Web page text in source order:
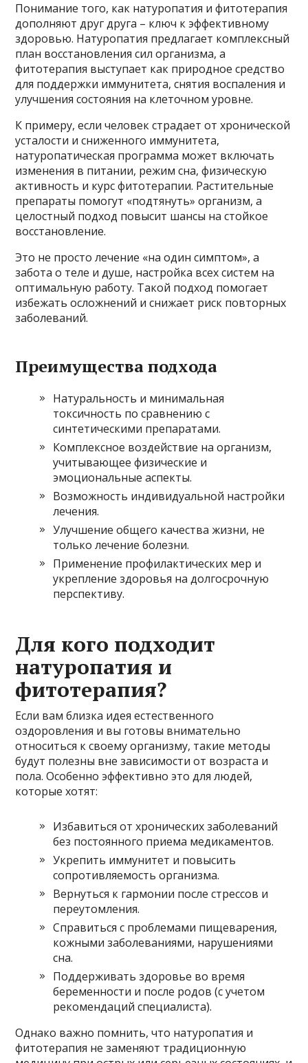
Понимание того, как натуропатия и фитотерапия
дополняют друг друга – ключ к эффективному
здоровью. Натуропатия предлагает комплексный
план восстановления сил организма, а
фитотерапия выступает как природное средство
для поддержки иммунитета, снятия воспаления и
улучшения состояния на клеточном уровне.
К примеру, если человек страдает от хронической
усталости и сниженного иммунитета,
натуропатическая программа может включать
изменения в питании, режим сна, физическую
активность и курс фитотерапии. Растительные
препараты помогут «подтянуть» организм, а
целостный подход повысит шансы на стойкое
восстановление.
Это не просто лечение «на один симптом», а
забота о теле и душе, настройка всех систем на
оптимальную работу. Такой подход помогает
избежать осложнений и снижает риск повторных
заболеваний.
Преимущества подхода
Натуральность и минимальная
токсичность по сравнению с
синтетическими препаратами.
Комплексное воздействие на организм,
учитывающее физические и
эмоциональные аспекты.
Возможность индивидуальной настройки
лечения.
Улучшение общего качества жизни, не
только лечение болезни.
Применение профилактических мер и
укрепление здоровья на долгосрочную
перспективу.
Для кого подходит
натуропатия и
фитотерапия?
Если вам близка идея естественного
оздоровления и вы готовы внимательно
относиться к своему организму, такие методы
будут полезны вне зависимости от возраста и
пола. Особенно эффективно это для людей,
которые хотят:
Избавиться от хронических заболеваний
без постоянного приема медикаментов.
Укрепить иммунитет и повысить
сопротивляемость организма.
Вернуться к гармонии после стрессов и
переутомления.
Справиться с проблемами пищеварения,
кожными заболеваниями, нарушениями
сна.
Поддерживать здоровье во время
беременности и после родов (с учетом
рекомендаций специалиста).
Однако важно помнить, что натуропатия и
фитотерапия не заменяют традиционную